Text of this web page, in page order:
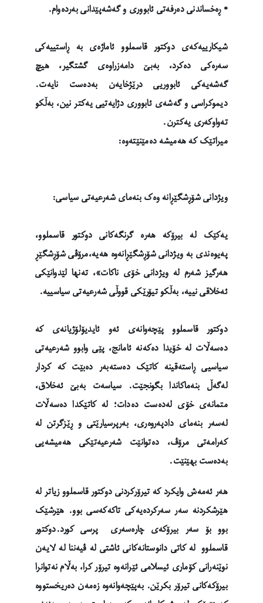
* ڕەخساندنی دەرفەتی ئابووری و گەشەپێدانی بەردەوام.
شیکارییەکەی دوکتور قاسملوو ئاماژەی بە ڕاستییەکی
سەرەکی دەکرد، بەبێ دامەزراوەی گشتگیر، هیچ
گەشەیەکی ئابووریی درێژخایەن بەدەست نایەت.
دیموکراسی و گەشەی ئابووری دژایەتیی یەکتر نین، بەڵکو
تەواوکەری یەکترن.
میراتێک کە هەمیشە دەمێنێتەوە:
ویژدانی شۆڕشگێڕانە وەک بنەمای شەرعیەتی سیاسی:
یەکێک لە بیرۆکە هەرە گرنگەکانی دوکتور قاسملوو،
پەیوەندی بە ویژدانی شۆڕشگێڕانەوە هەیە،مرۆڤی شۆڕشگێڕ
هەرگیز شەرم لە ویژدانی خۆی ناکات»، تەنها لێدوانێکی
ئەخلاقی نییە، بەڵکو تیۆرێکی قووڵی شەرعیەتی سیاسییە.
دوکتور قاسملوو پێچەوانەی ئەو ئایدیۆلۆژیانەی کە
دەسەڵات لە خۆیدا دەکەنە ئامانج، پێی وابوو شەرعیەتی
سیاسیی ڕاستەقینە کاتێک دەستەبەر دەبێت کە کردار
لەگەڵ بنەماکاندا بگونجێت. سیاسەت بەبێ ئەخلاق،
متمانەی خۆی لەدەست دەدات؛ لە کاتێکدا دەسەڵات
لەسەر بنەمای دادپەروەری، بەرپرسیارێتی و ڕێزگرتن لە
کەرامەتی مرۆڤ، دەتوانێت شەرعیەتێکی هەمیشەیی
بەدەست بهێنێت.
هەر ئەمەش وایکرد کە تیرۆرکردنی دوکتور قاسملوو زیاتر لە
هێرشکردنە سەر سەرکردەیەکی تاکەکەسی بوو. هێرشێک
بوو بۆ سەر بیرۆکەی چارەسەری پرسی کورد.دوکتور
قاسملوو لە کاتی دانوستانەکانی ئاشتی لە ڤیەننا لە لایەن
نوێنەرانی کۆماری ئیسلامی ئێرانەوە تیرۆر کرا، بەڵام نەتوانرا
بیرۆکەکانی تیرۆر بکرێن. بەپێچەوانەوە زەمەن دەریخستووە